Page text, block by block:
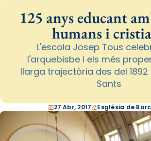
125 anys educant
humans i
L'escola Josep Tous
l'arquebisbe i els més
llarga trajectòria des del
Sants
27 Abr, 2017 Església de